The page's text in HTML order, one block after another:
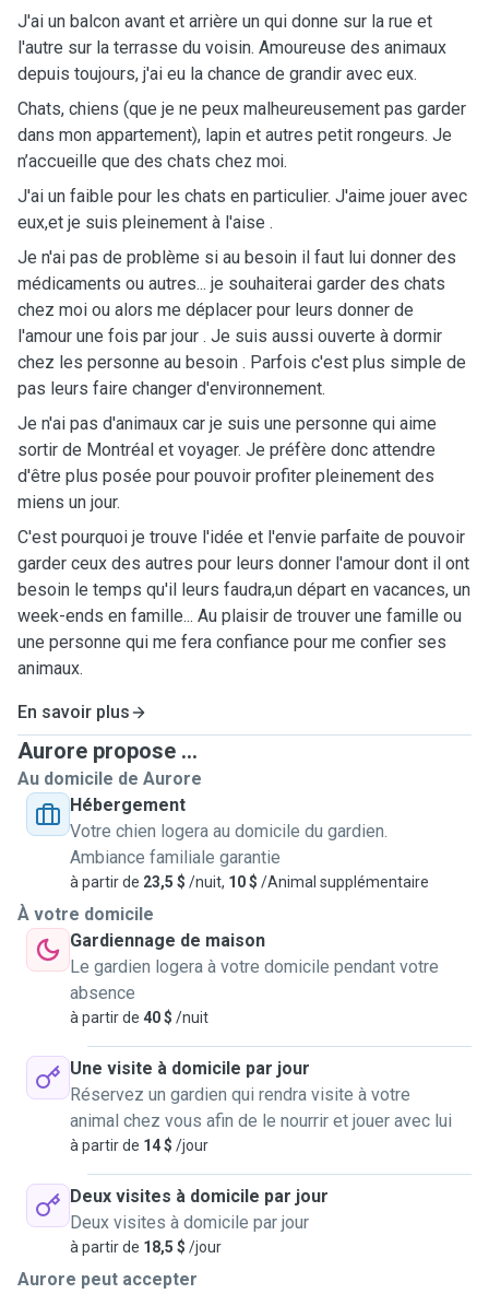
J'ai un balcon avant et arrière un qui donne sur la rue et
l'autre sur la terrasse du voisin. Amoureuse des animaux
depuis toujours, j'ai eu la chance de grandir avec eux.
Chats, chiens (que je ne peux malheureusement pas garder
dans mon appartement), lapin et autres petit rongeurs. Je
n’accueille que des chats chez moi.
J'ai un faible pour les chats en particulier. J'aime jouer avec
eux,et je suis pleinement à l'aise .
Je n'ai pas de problème si au besoin il faut lui donner des
médicaments ou autres... je souhaiterai garder des chats
chez moi ou alors me déplacer pour leurs donner de
l'amour une fois par jour . Je suis aussi ouverte à dormir
chez les personne au besoin . Parfois c'est plus simple de
pas leurs faire changer d'environnement.
Je n'ai pas d'animaux car je suis une personne qui aime
sortir de Montréal et voyager. Je préfère donc attendre
d'être plus posée pour pouvoir profiter pleinement des
miens un jour.
C'est pourquoi je trouve l'idée et l'envie parfaite de pouvoir
garder ceux des autres pour leurs donner l'amour dont il ont
besoin le temps qu'il leurs faudra,un départ en vacances, un
week-ends en famille... Au plaisir de trouver une famille ou
une personne qui me fera confiance pour me confier ses
animaux.
En savoir plus
Aurore propose ...
Au domicile de Aurore
Hébergement
Votre chien logera au domicile du gardien.
Ambiance familiale garantie
à partir de 23,5 $ /nuit, 10 $ /Animal supplémentaire
À votre domicile
Gardiennage de maison
Le gardien logera à votre domicile pendant votre
absence
à partir de 40 $ /nuit
Une visite à domicile par jour
Réservez un gardien qui rendra visite à votre
animal chez vous afin de le nourrir et jouer avec lui
à partir de 14 $ /jour
Deux visites à domicile par jour
Deux visites à domicile par jour
à partir de 18,5 $ /jour
Aurore peut accepter